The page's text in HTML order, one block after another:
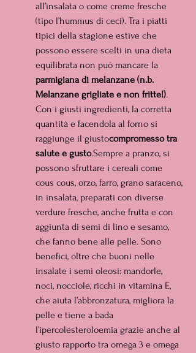
all’insalata o come creme fresche
(tipo l’hummus di ceci). Tra i piatti
tipici della stagione estive che
possono essere scelti in una dieta
equilibrata non può mancare la
parmigiana di melanzane (n.b.
Melanzane grigliate e non fritte!).
Con i giusti ingredienti, la corretta
quantità e facendola al forno si
raggiunge il giustocompromesso tra
salute e gusto.Sempre a pranzo, si
possono sfruttare i cereali come
cous cous, orzo, farro, grano saraceno,
in insalata, preparati con diverse
verdure fresche, anche frutta e con
aggiunta di semi di lino e sesamo,
che fanno bene alle pelle. Sono
benefici, oltre che buoni nelle
insalate i semi oleosi: mandorle,
noci, nocciole, ricchi in vitamina E,
che aiuta l’abbronzatura, migliora la
pelle e tiene a bada
l’ipercolesteroloemia grazie anche al
giusto rapporto tra omega 3 e omega